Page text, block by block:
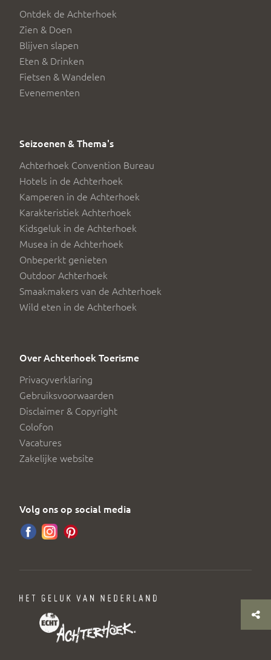
Ontdek de Achterhoek
Zien & Doen
Blijven slapen
Eten & Drinken
Fietsen & Wandelen
Evenementen
Seizoenen & Thema's
Achterhoek Convention Bureau
Hotels in de Achterhoek
Kamperen in de Achterhoek
Karakteristiek Achterhoek
Kidsgeluk in de Achterhoek
Musea in de Achterhoek
Onbeperkt genieten
Outdoor Achterhoek
Smaakmakers van de Achterhoek
Wild eten in de Achterhoek
Over Achterhoek Toerisme
Privacyverklaring
Gebruiksvoorwaarden
Disclaimer & Copyright
Colofon
Vacatures
Zakelijke website
Volg ons op social media